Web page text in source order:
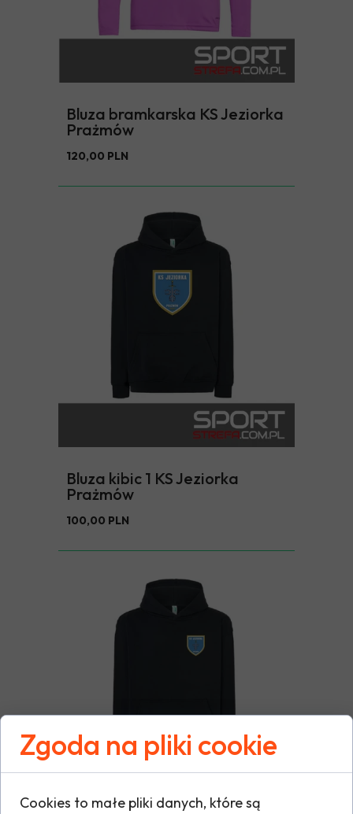
Bluza bramkarska KS Jeziorka
Prażmów
120,00 PLN
Bluza kibic 1 KS Jeziorka
Prażmów
100,00 PLN
Zgoda na pliki cookie
Cookies to małe pliki danych, które są